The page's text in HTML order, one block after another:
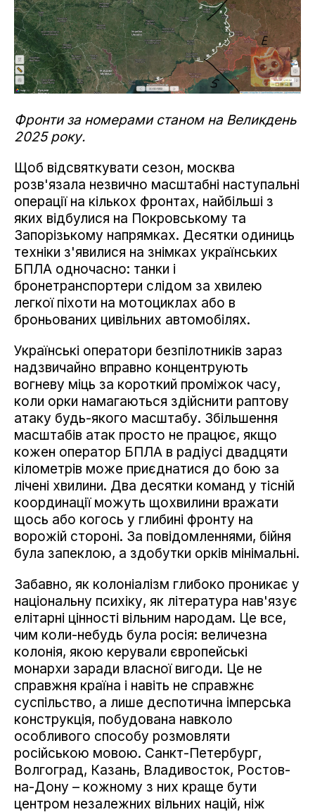
Фронти за номерами станом на Великдень
2025 року.
Щоб відсвяткувати сезон, москва
розв'язала незвично масштабні наступальні
операції на кількох фронтах, найбільші з
яких відбулися на Покровському та
Запорізькому напрямках. Десятки одиниць
техніки з'явилися на знімках українських
БПЛА одночасно: танки і
бронетранспортери слідом за хвилею
легкої піхоти на мотоциклах або в
броньованих цивільних автомобілях.
Українські оператори безпілотників зараз
надзвичайно вправно концентрують
вогневу міць за короткий проміжок часу,
коли орки намагаються здійснити раптову
атаку будь-якого масштабу. Збільшення
масштабів атак просто не працює, якщо
кожен оператор БПЛА в радіусі двадцяти
кілометрів може приєднатися до бою за
лічені хвилини. Два десятки команд у тісній
координації можуть щохвилини вражати
щось або когось у глибині фронту на
ворожій стороні. За повідомленнями, бійня
була запеклою, а здобутки орків мінімальні.
Забавно, як колоніалізм глибоко проникає у
національну психіку, як література нав'язує
елітарні цінності вільним народам. Це все,
чим коли-небудь була росія: величезна
колонія, якою керували європейські
монархи заради власної вигоди. Це не
справжня країна і навіть не справжнє
суспільство, а лише деспотична імперська
конструкція, побудована навколо
особливого способу розмовляти
російською мовою. Санкт-Петербург,
Волгоград, Казань, Владивосток, Ростов-
на-Дону – кожному з них краще бути
центром незалежних вільних націй, ніж